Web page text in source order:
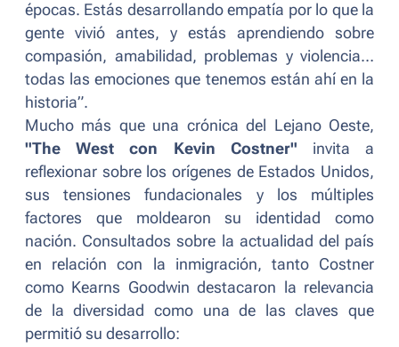
épocas. Estás desarrollando empatía por lo que la
gente vivió antes, y estás aprendiendo sobre
compasión, amabilidad, problemas y violencia…
todas las emociones que tenemos están ahí en la
historia”.
Mucho más que una crónica del Lejano Oeste,
"The West con Kevin Costner" invita a
reflexionar sobre los orígenes de Estados Unidos,
sus tensiones fundacionales y los múltiples
factores que moldearon su identidad como
nación. Consultados sobre la actualidad del país
en relación con la inmigración, tanto Costner
como Kearns Goodwin destacaron la relevancia
de la diversidad como una de las claves que
permitió su desarrollo: